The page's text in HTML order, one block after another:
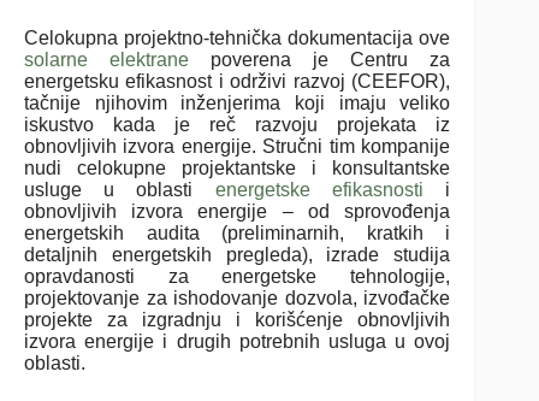
Celokupna projektno-tehnička dokumentacija ove
solarne elektrane poverena je Centru za
energetsku efikasnost i održivi razvoj (CEEFOR),
tačnije njihovim inženjerima koji imaju veliko
iskustvo kada je reč razvoju projekata iz
obnovljivih izvora energije. Stručni tim kompanije
nudi celokupne projektantske i konsultantske
usluge u oblasti energetske efikasnosti i
obnovljivih izvora energije – od sprovođenja
energetskih audita (preliminarnih, kratkih i
detaljnih energetskih pregleda), izrade studija
opravdanosti za energetske tehnologije,
projektovanje za ishodovanje dozvola, izvođačke
projekte za izgradnju i korišćenje obnovljivih
izvora energije i drugih potrebnih usluga u ovoj
oblasti.